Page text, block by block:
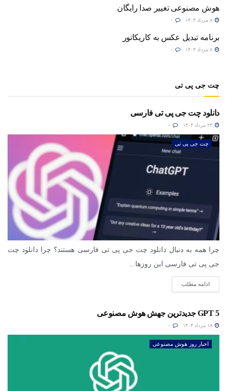
هوش مصنوعی تغییر صدا رایگان
برنامه تبدیل عکس به کاریکاتور
چت جی پی تی
دانلود چت جی پی تی فارسی
چت جی پی تی
چرا همه به دنبال دانلود چت جی پی تی فارسی هستند؟ چرا دانلود چت
جی پی تی فارسی این روزها...
ادامه مطلب
GPT 5 جدیدترین جهش هوش مصنوعی
اخبار روز هوش مصنوعی